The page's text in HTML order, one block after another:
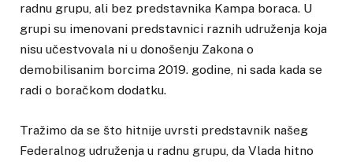
radnu grupu, ali bez predstavnika Kampa boraca. U
grupi su imenovani predstavnici raznih udruženja koja
nisu učestvovala ni u donošenju Zakona o
demobilisanim borcima 2019. godine, ni sada kada se
radi o boračkom dodatku.
Tražimo da se što hitnije uvrsti predstavnik našeg
Federalnog udruženja u radnu grupu, da Vlada hitno